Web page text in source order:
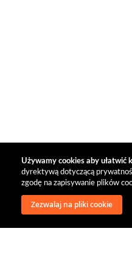
Używamy cookies aby ułatwić
dyrektywą dotyczącą
zgodę na zapisywanie plików
Zezwalaj na pliki cookie